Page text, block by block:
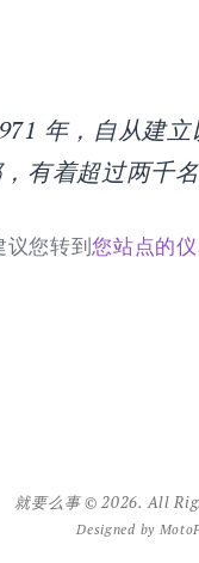
年，自从建
有着超过两千
议您转到您站点的
就要么事 © 2026. All
Designed by